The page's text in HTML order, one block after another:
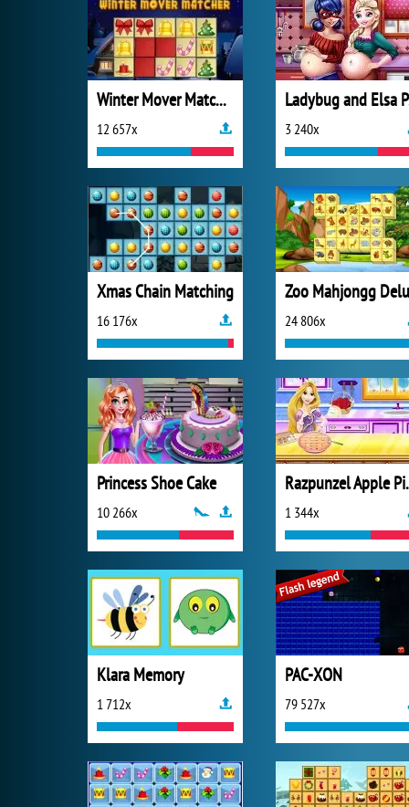
Winter Mover Matcher
12 657x 3 240x
Xmas Chain Matching
16 176x 24 806x
Princess Shoe Cake
10 266x 1 344x
Klara Memory
1 712x
PAC-XON
79 527x